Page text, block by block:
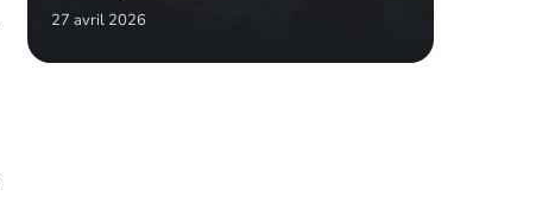
27 avril 2026